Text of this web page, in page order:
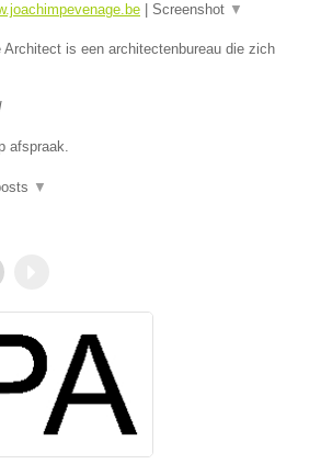
Screenshot ▼
Architect is een architectenbureau die zich
afspraak.
▼